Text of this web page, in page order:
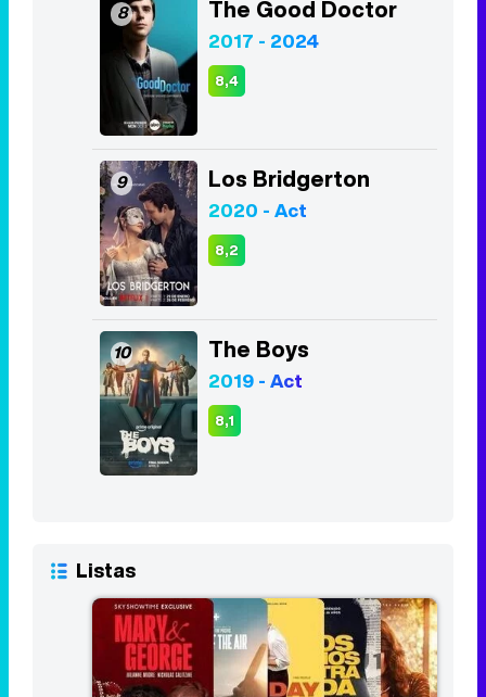
8 The Good Doctor
2017 - 2024
8,4
9 Los Bridgerton
2020 - Act
8,2
10 The Boys
2019 - Act
8,1
Listas